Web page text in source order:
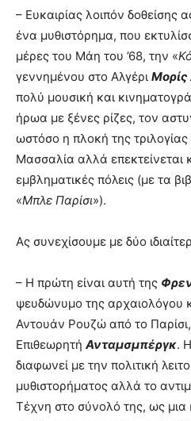
– Ευκαιρίας λοιπόν
ένα μυθιστόρημα, που
μέρες του Μάη του ’68, την «
γεννημένου στο Αλγέρι Μορίς
πολύ μουσική και
ήρωα με ξένες ρίζες, τον
ωστόσο η πλοκή της τριλογίας
Μασσαλία αλλά επεκτείνεται
εμβληματικές πόλεις (με τα
«Μπλε Παρίσι»).
Ας συνεχίσουμε με δύο
– Η πρώτη είναι αυτή της
ψευδώνυμο της αρχαιολόγου
Αντουάν Ρουζώ από το
Επιθεωρητή Ανταμσμπέργκ.
διαφωνεί με την πολιτική
μυθιστορήματος αλλά το
Τέχνη στο σύνολό της, ως μια